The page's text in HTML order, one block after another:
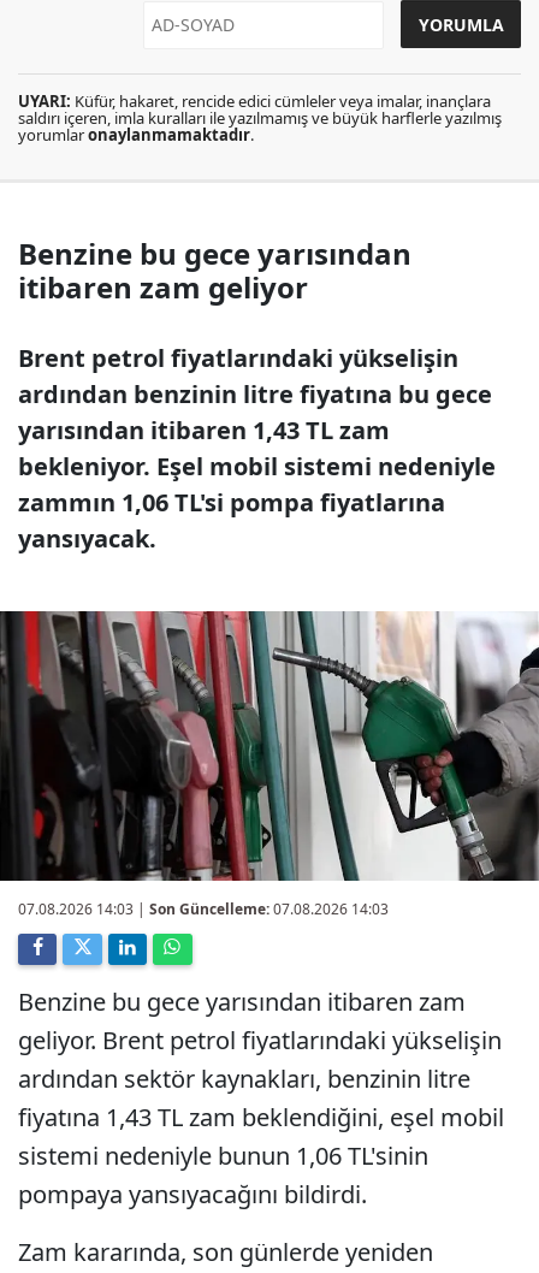
UYARI: Küfür, hakaret, rencide edici cümleler veya imalar, inançlara
saldırı içeren, imla kuralları ile yazılmamış ve büyük harflerle yazılmış
yorumlaronaylanmamaktadır.
Benzine bu gece yarısından
itibaren zam geliyor
Brent petrol fiyatlarındaki yükselişin
ardından benzinin litre fiyatına bu gece
yarısından itibaren 1,43 TL zam
bekleniyor. Eşel mobil sistemi nedeniyle
zammın 1,06 TL'si pompa fiyatlarına
yansıyacak.
07.08.2026 14:03 | Son Güncelleme:07.08.2026 14:03
Benzine bu gece yarısından itibaren zam
geliyor. Brent petrol fiyatlarındaki yükselişin
ardından sektör kaynakları, benzinin litre
fiyatına 1,43 TL zam beklendiğini, eşel mobil
sistemi nedeniyle bunun 1,06 TL'sinin
pompaya yansıyacağını bildirdi.
Zam kararında, son günlerde yeniden